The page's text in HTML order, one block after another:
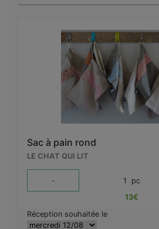
Sac à pain rond
LE CHAT QUI LIT
- 1 pc
13€
Réception souhaitée le